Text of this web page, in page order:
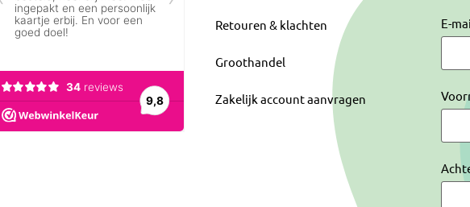
Retouren & klachten
Groothandel
Zakelijk account aanvragen
E-